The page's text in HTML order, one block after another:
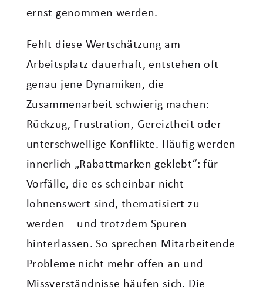
ernst genommen werden.
Fehlt diese Wertschätzung am
Arbeitsplatz dauerhaft, entstehen oft
genau jene Dynamiken, die
Zusammenarbeit schwierig machen:
Rückzug, Frustration, Gereiztheit oder
unterschwellige Konflikte. Häufig werden
innerlich „Rabattmarken geklebt“: für
Vorfälle, die es scheinbar nicht
lohnenswert sind, thematisiert zu
werden – und trotzdem Spuren
hinterlassen. So sprechen Mitarbeitende
Probleme nicht mehr offen an und
Missverständnisse häufen sich. Die